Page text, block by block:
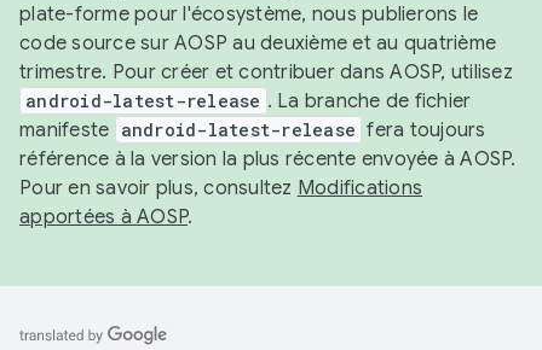
plate-forme pour l'écosystème, nous publierons le
code source sur AOSP au deuxième et au quatrième
trimestre. Pour créer et contribuer dans AOSP, utilisez
android-latest-release . La branche de fichier
manifeste android-latest-release fera toujours
référence à la version la plus récente envoyée à AOSP.
Pour en savoir plus, consultez Modifications
apportées à AOSP.